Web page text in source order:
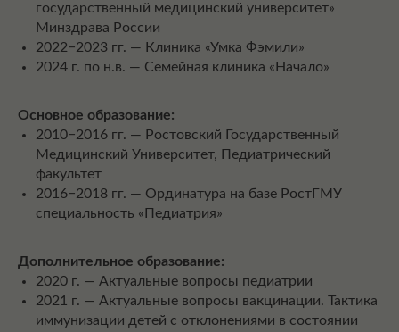
государственный медицинский университет»
Минздрава России
2022−2023 гг. — Клиника «Умка Фэмили»
2024 г. по н.в. — Семейная клиника «Начало»
Основное образование:
2010−2016 гг. — Ростовский Государственный
Медицинский Университет, Педиатрический
факультет
2016−2018 гг. — Ординатура на базе РостГМУ
специальность «Педиатрия»
Дополнительное образование:
2020 г. — Актуальные вопросы педиатрии
2021 г. — Актуальные вопросы вакцинации. Тактика
иммунизации детей с отклонениями в состоянии